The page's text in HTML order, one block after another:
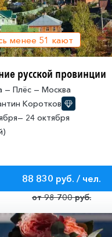
менее 51 кают
русской провинции
— Плёс — Москва
Коротков
24 октября
88 830 руб. / чел.
от 98 700 руб.